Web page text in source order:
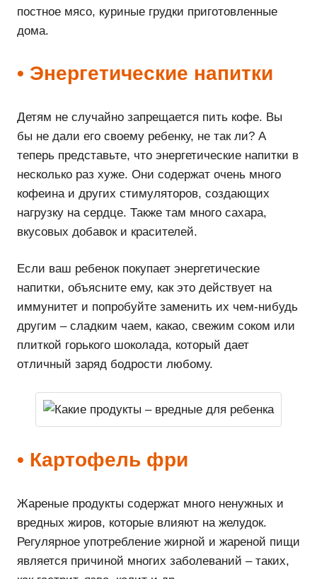
постное мясо, куриные грудки приготовленные
дома.
• Энергетические напитки
Детям не случайно запрещается пить кофе. Вы
бы не дали его своему ребенку, не так ли? А
теперь представьте, что энергетические напитки в
несколько раз хуже. Они содержат очень много
кофеина и других стимуляторов, создающих
нагрузку на сердце. Также там много сахара,
вкусовых добавок и красителей.
Если ваш ребенок покупает энергетические
напитки, объясните ему, как это действует на
иммунитет и попробуйте заменить их чем-нибудь
другим – сладким чаем, какао, свежим соком или
плиткой горького шоколада, который дает
отличный заряд бодрости любому.
• Картофель фри
Жареные продукты содержат много ненужных и
вредных жиров, которые влияют на желудок.
Регулярное употребление жирной и жареной пищи
является причиной многих заболеваний – таких,